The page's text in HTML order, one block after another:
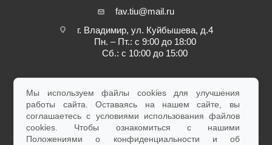
fav.tiu@mail.ru
г. Владимир, ул. Куйбышева, д.4
Пн. – Пт.: с 9:00 до 18:00
Сб.: с 10:00 до 15:00
Мы используем файлы cookies для улучшения
работы сайта. Оставаясь на нашем сайте, вы
соглашаетесь с условиями использования файлов
cookies. Чтобы ознакомиться с нашими
Положениями о конфиденциальности и об